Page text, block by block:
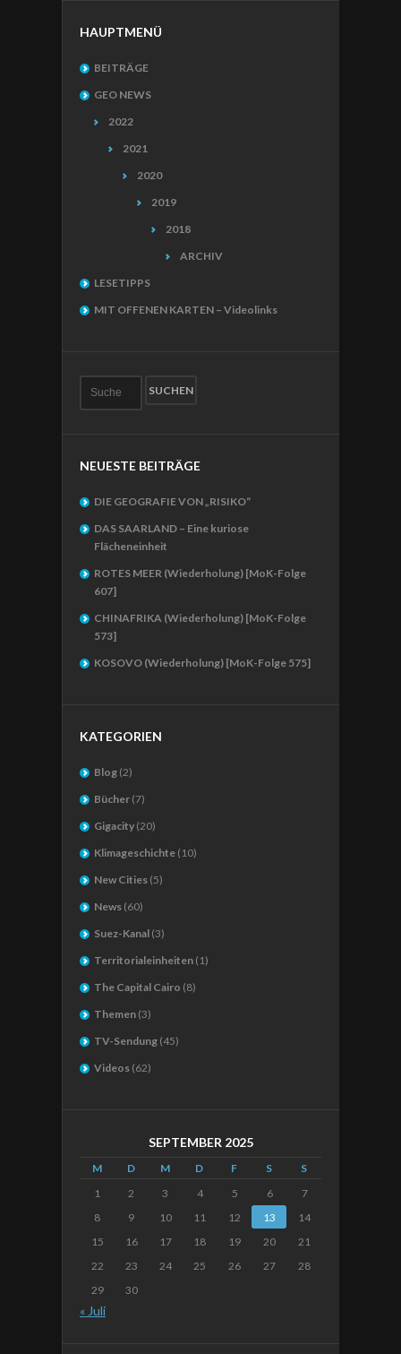
HAUPTMENÜ
BEITRÄGE
GEO NEWS
2022
2021
2020
2019
2018
ARCHIV
LESETIPPS
MIT OFFENEN KARTEN – Videolinks
NEUESTE BEITRÄGE
DIE GEOGRAFIE VON „RISIKO“
DAS SAARLAND – Eine kuriose
Flächeneinheit
ROTES MEER (Wiederholung) [MoK-Folge
607]
CHINAFRIKA (Wiederholung) [MoK-Folge
573]
KOSOVO (Wiederholung) [MoK-Folge 575]
KATEGORIEN
Blog (2)
Bücher (7)
Gigacity (20)
Klimageschichte (10)
New Cities (5)
News (60)
Suez-Kanal (3)
Territorialeinheiten (1)
The Capital Cairo (8)
Themen (3)
TV-Sendung (45)
Videos (62)
SEPTEMBER 2025
M D M D F S
S
1
2 3 4 5 6
7
8
9 10 11 12 13
14
15
16 17 18 19 20
21
22
23 24 25 26 27
28
29
30
« Juli